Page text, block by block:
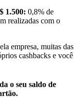
1.500: 0,8% de
realizadas com o
empresa, muitas das
cashbacks e você
o seu saldo de